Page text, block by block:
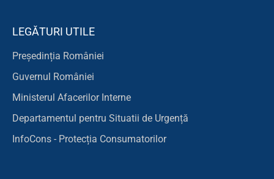
LEGĂTURI UTILE
Președinția României
Guvernul României
Ministerul Afacerilor Interne
Departamentul pentru Situatii de Urgență
InfoCons - Protecția Consumatorilor